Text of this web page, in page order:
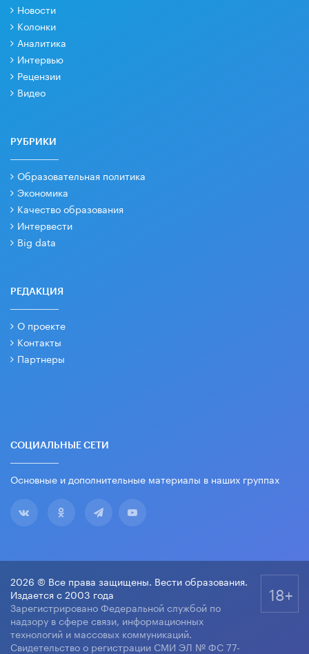
Новости
Колонки
Аналитика
Интервью
Рецензии
Видео
РУБРИКИ
Образовательная политика
Экономика
Качество образования
Интервести
Big data
РЕДАКЦИЯ
О проекте
Контакты
Партнеры
СОЦИАЛЬНЫЕ СЕТИ
Основные и дополнительные материалы в наших группах
2026 © Все права защищены. Вести образования.
Издается с 2003 года
Зарегистрировано Федеральной службой по
надзору в сфере связи, информационных
технологий и массовых коммуникаций.
Свидетельство о регистрации СМИ ЭЛ № ФС 77-
18+